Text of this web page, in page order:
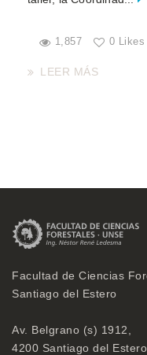
1,857 0 Likes
LEER MÁS
Facultad de Ciencias
Santiago del Estero
Av. Belgrano (s) 1912,
4200 Santiago del